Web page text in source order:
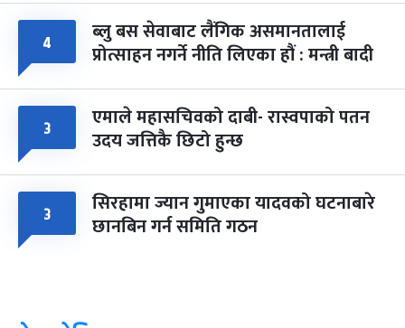
४ ब्लु बस सेवाबाट लैंगिक असमानतालाई
प्रोत्साहन नगर्ने नीति लिएका हौं : मन्त्री बादी
३ एमाले महासचिवको दाबी- रास्वपाको पतन
उदय जत्तिकै छिटो हुन्छ
३ सिरहामा ज्यान गुमाएका यादवको घटनाबारे
छानबिन गर्न समिति गठन